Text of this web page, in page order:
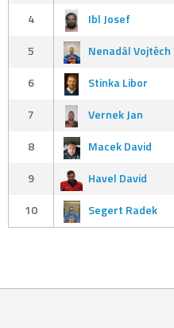
4
Ibl Josef
5
Nenadál Vojtěch
6
Stinka Libor
7
Vernek Jan
8
Macek David
9
Havel David
10
Segert Radek